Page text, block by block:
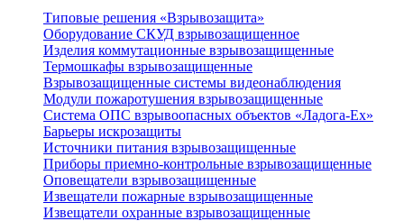
Типовые решения «Взрывозащита»
Оборудование СКУД взрывозащищенное
Изделия коммутационные взрывозащищенные
Термошкафы взрывозащищенные
Взрывозащищенные системы видеонаблюдения
Модули пожаротушения взрывозащищенные
Система ОПС взрывоопасных объектов «Ладога-Ex»
Барьеры искрозащиты
Источники питания взрывозащищенные
Приборы приемно-контрольные взрывозащищенные
Оповещатели взрывозащищенные
Извещатели пожарные взрывозащищенные
Извещатели охранные взрывозащищенные